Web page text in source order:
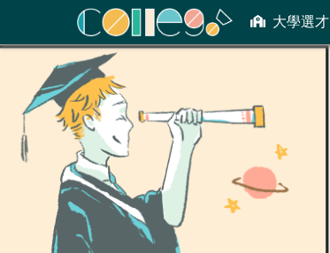
大學選才